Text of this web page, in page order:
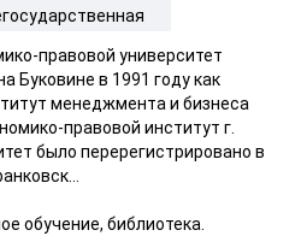
правовой университет
Буковине в 1991 году как
менеджмента и бизнеса
правовой институт г.
было перерегистрировано в
обучение, библиотека.